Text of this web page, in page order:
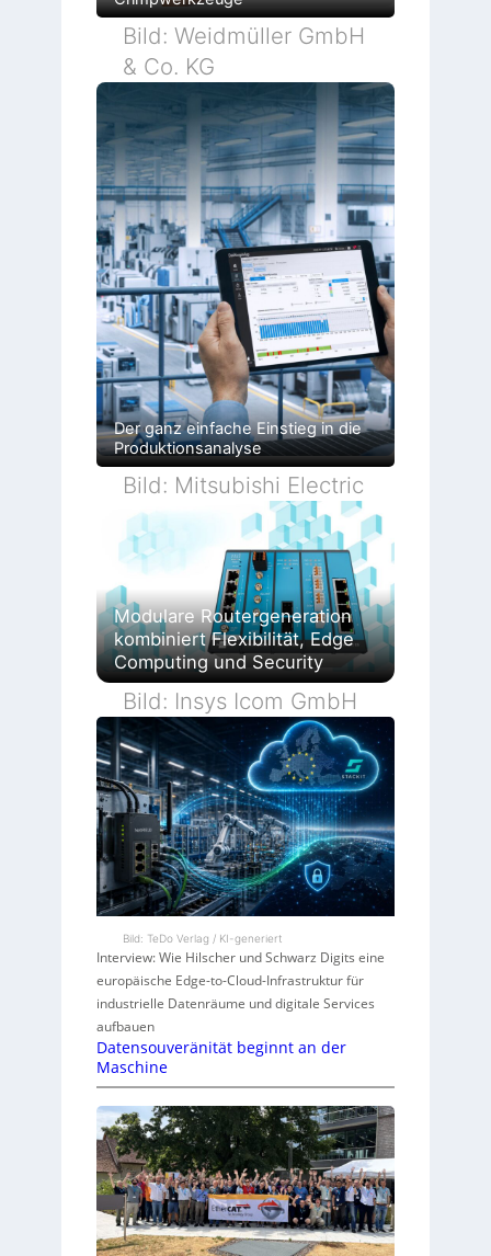
Bild: Weidmüller GmbH
& Co. KG
Der ganz einfache Einstieg in die
Produktionsanalyse
Bild: Mitsubishi Electric
Modulare Routergeneration
kombiniert Flexibilität, Edge
Computing und Security
Bild: Insys Icom GmbH
Bild: TeDo Verlag / KI-generiert
Interview: Wie Hilscher und Schwarz Digits eine
europäische Edge-to-Cloud-Infrastruktur für
industrielle Datenräume und digitale Services
aufbauen
Datensouveränität beginnt an der
Maschine